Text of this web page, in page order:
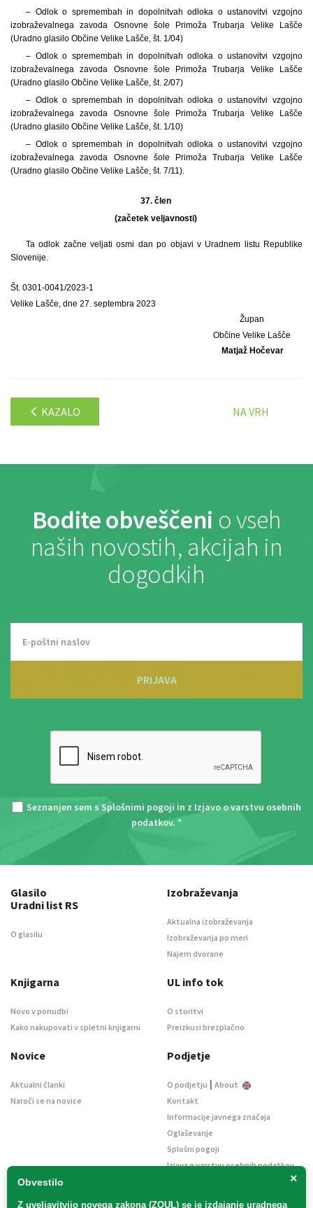
– Odlok o spremembah in dopolnitvah odloka o ustanovitvi vzgojno
izobraževalnega zavoda Osnovne šole Primoža Trubarja Velike Lašče
(Uradno glasilo Občine Velike Lašče, št. 1/04)
– Odlok o spremembah in dopolnitvah odloka o ustanovitvi vzgojno
izobraževalnega zavoda Osnovne šole Primoža Trubarja Velike Lašče
(Uradno glasilo Občine Velike Lašče, št. 2/07)
– Odlok o spremembah in dopolnitvah odloka o ustanovitvi vzgojno
izobraževalnega zavoda Osnovne šole Primoža Trubarja Velike Lašče
(Uradno glasilo Občine Velike Lašče, št. 1/10)
– Odlok o spremembah in dopolnitvah odloka o ustanovitvi vzgojno
izobraževalnega zavoda Osnovne šole Primoža Trubarja Velike Lašče
(Uradno glasilo Občine Velike Lašče, št. 7/11).
37. člen
(začetek veljavnosti)
Ta odlok začne veljati osmi dan po objavi v Uradnem listu Republike
Slovenije.
Št. 0301-0041/2023-1
Velike Lašče, dne 27. septembra 2023
Župan
Občine Velike Lašče
Matjaž Hočevar
KAZALO NA VRH
Bodite obveščeni o vseh
naših novostih, akcijah in
dogodkih
PRIJAVA
Seznanjen sem s Splošnimi pogoji in z Izjavo o varstvu osebnih
podatkov. *
×
Obvestilo
Z uveljavitvijo novega zakona (ZOUL) se je izdajanje uradnega
Glasilo
Uradni list RS
O glasilu
Izobraževanja
Aktualna izobraževanja
Izobraževanja po meri
Najem dvorane
Knjigarna
Novo v ponudbi
Kako nakupovati v spletni knjigarni
UL info tok
O storitvi
Preizkusi brezplačno
Novice
Aktualni članki
Naroči se na novice
Podjetje
O podjetju | About
Kontakt
Informacije javnega značaja
Oglaševanje
Splošni pogoji
Izjava o varstvu osebnih podatkov